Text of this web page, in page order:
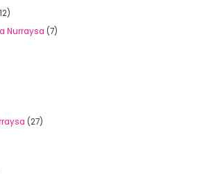
Nurraysa (7)
(27)